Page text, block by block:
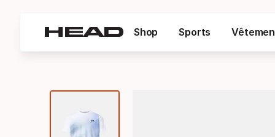
Shop Sports